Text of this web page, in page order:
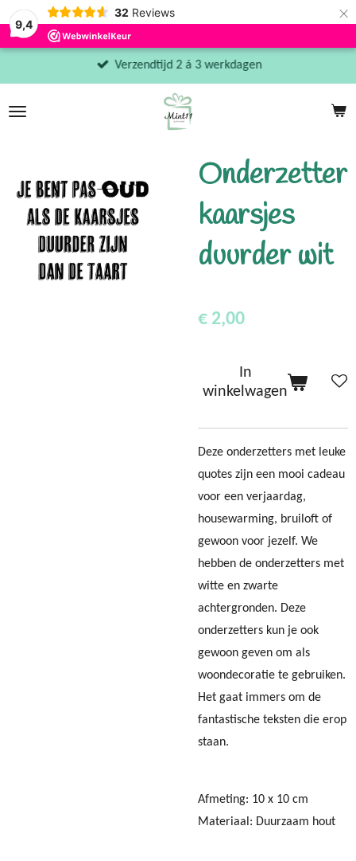
9,4
32 Reviews ×
Verzendtijd 2 á 3 werkdagen
Onderzetter
kaarsjes
duurder wit
€ 2,00
In
winkelwagen
Deze onderzetters met leuke
quotes zijn een mooi cadeau
voor een verjaardag,
housewarming, bruiloft of
gewoon voor jezelf. We
hebben de onderzetters met
witte en zwarte
achtergronden. Deze
onderzetters kun je ook
gewoon geven om als
woondecoratie te gebruiken.
Het gaat immers om de
fantastische teksten die erop
staan.
Afmeting: 10 x 10 cm
Materiaal: Duurzaam hout